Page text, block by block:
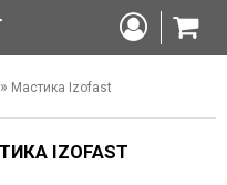
» Мастика Izofast
IZOFAST